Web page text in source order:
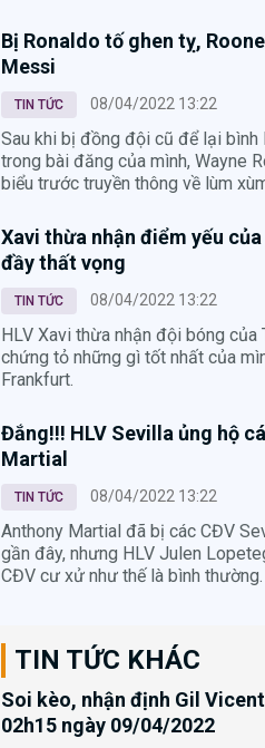
Bị Ronaldo tố ghen tỵ,
Messi
TIN TỨC 08/04/2022 13:22
Sau khi bị đồng đội cũ để lại bình
trong bài đăng của mình, Wayne
biểu trước truyền thông về lùm
Xavi thừa nhận điểm yếu
đầy thất vọng
TIN TỨC 08/04/2022 13:22
HLV Xavi thừa nhận đội bóng của
chứng tỏ những gì tốt nhất của
Frankfurt.
Đắng!!! HLV Sevilla ủng hộ
Martial
TIN TỨC 08/04/2022 13:22
Anthony Martial đã bị các CĐV
gần đây, nhưng HLV Julen
CĐV cư xử như thế là bình thường.
TIN TỨC KHÁC
Soi kèo, nhận định Gil
02h15 ngày 09/04/2022